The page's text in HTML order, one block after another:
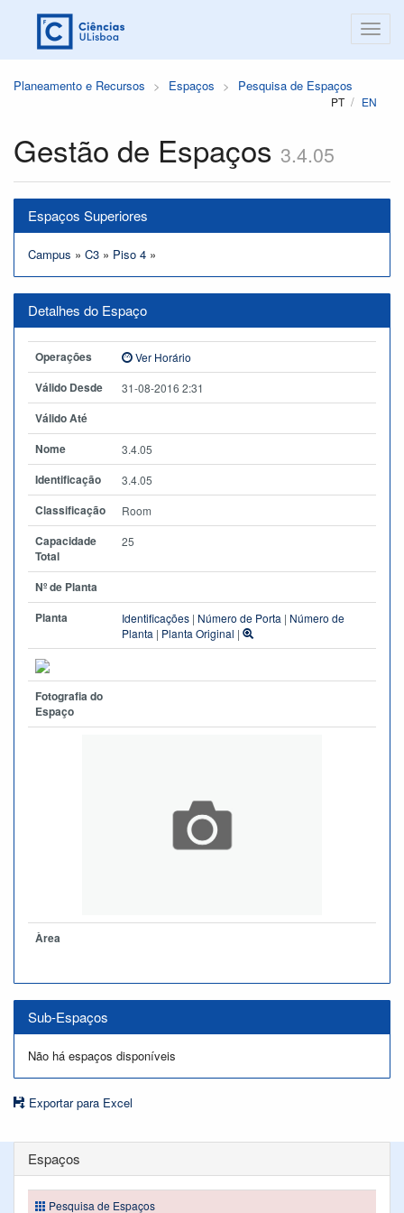
Planeamento e Recursos Espaços Pesquisa de Espaços
PT EN
Gestão de Espaços 3.4.05
Espaços Superiores
Campus » C3 » Piso 4 »
Detalhes do Espaço
Operações Ver Horário
Válido Desde 31-08-2016 2:31
Válido Até
Nome
3.4.05
Identificação 3.4.05
Classificação Room
Capacidade
Total
25
Nº de Planta
Planta
Identificações | Número de Porta | Número de
Planta | Planta Original |
Fotografia do
Espaço
Àrea
Sub-Espaços
Não há espaços disponíveis
Exportar para Excel
Espaços
Pesquisa de Espaços